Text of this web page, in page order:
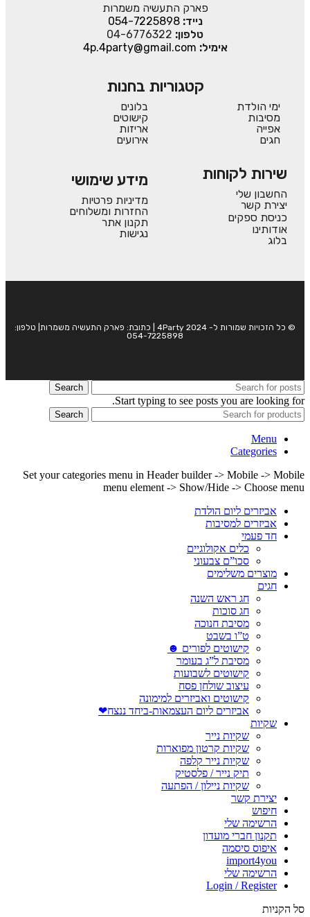
פארק התעשיה משמרות
נייד:054-7225898
טלפון: 04-6776322
אימיל: 4p.4party@gmail.com
קטגוריות בחנות
ימי הולדת
מסיבות
אפייה
חגים
בלונים
קישוטים
אריזות
אירועים
שירות לקוחות
החשבון שלי
יצירת קשר
כניסת ספקים
אודותינו
בלוג
מידע שימושי
מדיניות פרטיות
החזרות ומשלוחים
תקנון אתר
נגישות
© כל הזכויות שמורות ל- 4Party 2024 | כתובת: פארק התעשיה משמרות| טלפון:
054-7225898
Search
Start typing to see posts you are looking for.
Search
Menu
Categories
Set your categories menu in Header builder -> Mobile -> Mobile
menu element -> Show/Hide -> Choose menu
אביזרים ליום הולדת
אביזרים למסיבות
חד פעמי
כלים אקולוגיים
סכו”ם צבעוני
מוצרים משלימים
חגים
חג ראש השנה
חג סוכות
מסיבת חנוכה
ט”ו בשבט
קישוטים לפורים ☻
מסיבת ל”ג בעומר
קישוטים לשבועות
עיצוב שולחן פסח
קישוטים ואביזרים למימונה
אביזרים ליום העצמאות-ביחד ננצח❤
שקיות
שקיות נייר
שקיות קרטון מפוארות
שקיות נייר קלפה
תיק נייר / פלסטיק
שקיות ניילון / הפתעה
יצירת קשר
חיפוש
הרשימה שלי
תקנון חברי מועדון
איפוס סיסמה
import4you
הרשימה שלי
Login / Register
סל הקניות